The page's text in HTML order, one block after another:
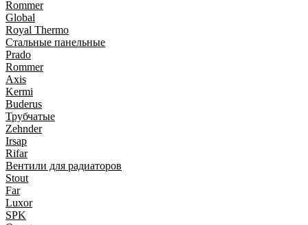
Rommer
Global
Royal Thermo
Стальные панельные
Prado
Rommer
Axis
Kermi
Buderus
Трубчатые
Zehnder
Irsap
Rifar
Вентили для радиаторов
Stout
Far
Luxor
SPK